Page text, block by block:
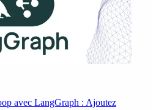
avec LangGraph : Ajoutez